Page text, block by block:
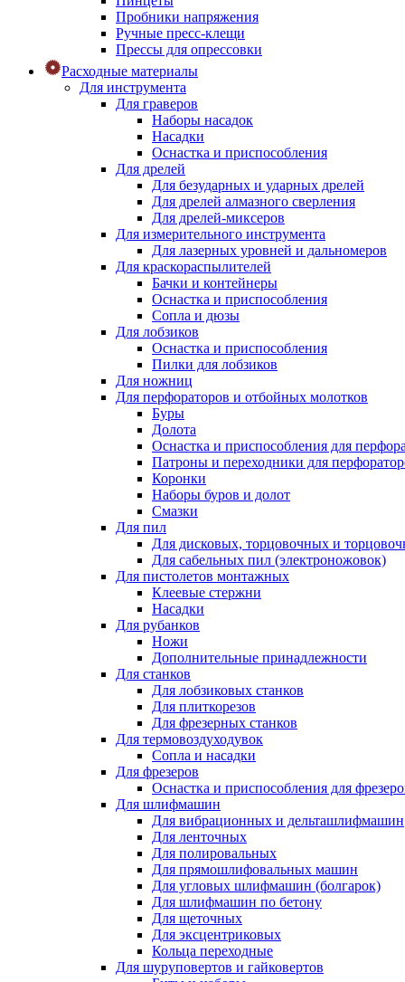
Пробники напряжения
Ручные пресс-клещи
Прессы для опрессовки
Расходные материалы
Для инструмента
Для граверов
Наборы насадок
Насадки
Оснастка и приспособления
Для дрелей
Для безударных и ударных дрелей
Для дрелей алмазного сверления
Для дрелей-миксеров
Для измерительного инструмента
Для лазерных уровней и дальномеров
Для краскораспылителей
Бачки и контейнеры
Оснастка и приспособления
Сопла и дюзы
Для лобзиков
Оснастка и приспособления
Пилки для лобзиков
Для ножниц
Для перфораторов и отбойных молотков
Буры
Долота
Оснастка и приспособления для
Патроны и переходники для
Коронки
Наборы буров и долот
Смазки
Для пил
Для дисковых, торцовочных и
Для сабельных пил (электроножовок)
Для пистолетов монтажных
Клеевые стержни
Насадки
Для рубанков
Ножи
Дополнительные принадлежности
Для станков
Для лобзиковых станков
Для плиткорезов
Для фрезерных станков
Для термовоздуходувок
Сопла и насадки
Для фрезеров
Оснастка и приспособления для
Для шлифмашин
Для вибрационных и дельташлифмашин
Для ленточных
Для полировальных
Для прямошлифовальных машин
Для угловых шлифмашин (болгарок)
Для шлифмашин по бетону
Для щеточных
Для эксцентриковых
Кольца переходные
Для шуруповертов и гайковертов